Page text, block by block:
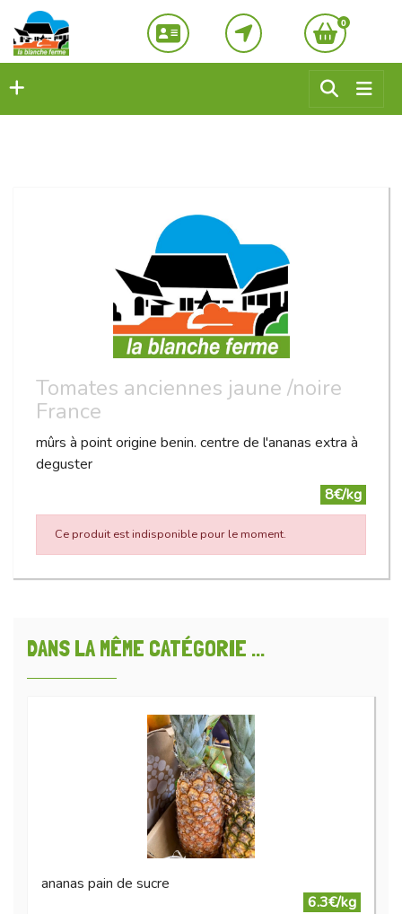
0
Tomates anciennes jaune /noire
France
mûrs à point origine benin. centre de l'ananas extra à
deguster
8€/kg
Ce produit est indisponible pour le moment.
DANS LA MÊME CATÉGORIE ...
ananas pain de sucre
6.3€/kg